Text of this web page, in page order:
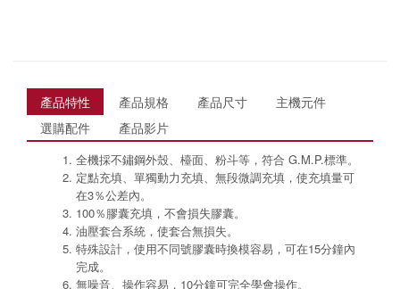
產品特性 產品規格 產品尺寸
主機元件
選購配件
產品影片
全機採不鏽鋼外殼、檯面、粉斗等，符合 G.M.P.標準。
定點充填、單獨動力充填、無段微調充填，使充填量可
在3％公差內。
100％膠囊充填，不會損失膠囊。
油壓套合系統，使套合無損失。
特殊設計，使用不同號膠囊時換模容易，可在15分鐘內
完成。
無噪音、操作容易，10分鐘可完全學會操作。